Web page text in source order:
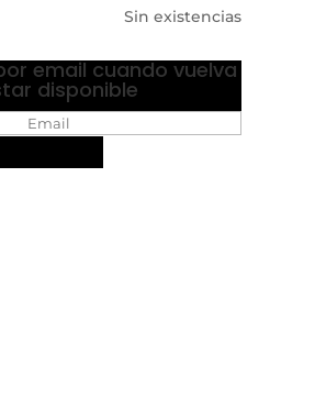
Sin existencias
email cuando vuelva
disponible